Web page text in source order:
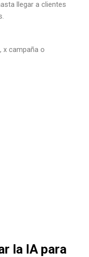
llegar a clientes
x campaña o
la IA para